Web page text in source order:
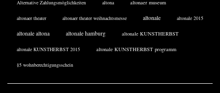
Alternative Zahlungsmöglichkeiten altona altonaer museum
altonaer theater altonaer theater weihnachtsmesse altonale altonale 2015
altonale altona altonale hamburg altonale KUNSTHERBST
altonale KUNSTHERBST 2015 altonale KUNSTHERBST programm
§5 wohnberechtigungsschein